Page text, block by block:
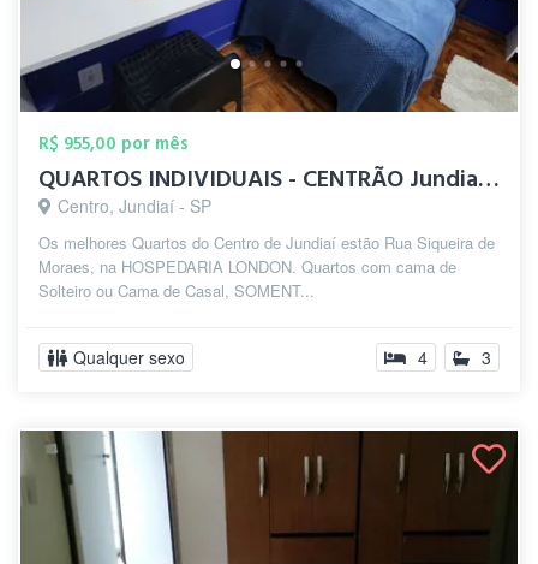
R$ 955,00 por mês
QUARTOS INDIVIDUAIS - CENTRÃO Jundiaí c...
Centro, Jundiaí - SP
Os melhores Quartos do Centro de Jundiaí estão Rua Siqueira de
Moraes, na HOSPEDARIA LONDON. Quartos com cama de
Solteiro ou Cama de Casal, SOMENT...
Qualquer sexo 4 3